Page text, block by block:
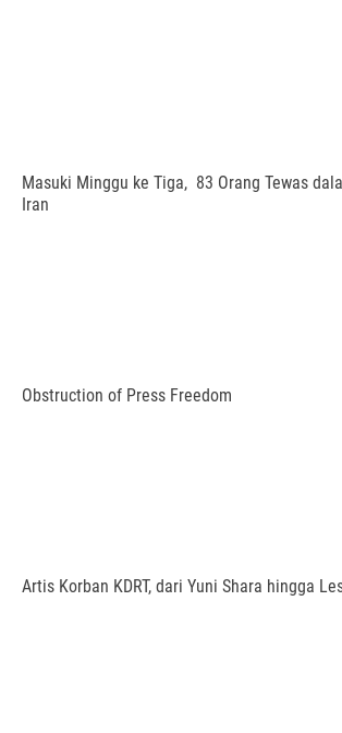
Masuki Minggu ke Tiga, 83 Orang Tewas
Iran
Obstruction of Press Freedom
Artis Korban KDRT, dari Yuni Shara hingga